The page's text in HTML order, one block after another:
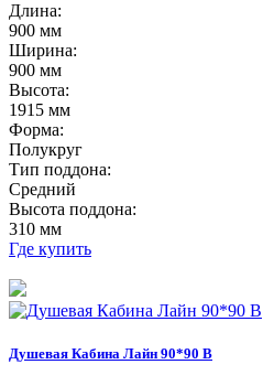
Длина:
900 мм
Ширина:
900 мм
Высота:
1915 мм
Форма:
Полукруг
Тип поддона:
Средний
Высота поддона:
310 мм
Где купить
Душевая Кабина Лайн 90*90 В